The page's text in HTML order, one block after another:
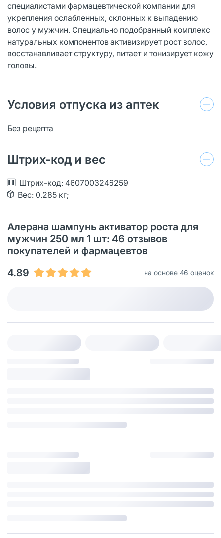
специалистами фармацевтической компании для
укрепления ослабленных, склонных к выпадению
волос у мужчин. Специально подобранный комплекс
натуральных компонентов активизирует рост волос,
восстанавливает структуру, питает и тонизирует кожу
головы.
Условия отпуска из аптек
Без рецепта
Штрих-код и вес
Штрих-код: 4607003246259
Вес: 0.285 кг;
Алерана шампунь активатор роста для
мужчин 250 мл 1 шт: 46 отзывов
покупателей и фармацевтов
4.89
на основе 46 оценок